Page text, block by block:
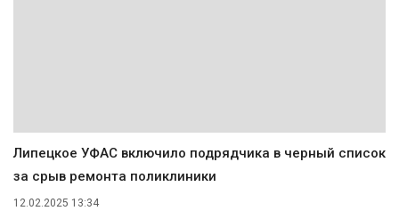
Липецкое УФАС включило подрядчика в черный список
за срыв ремонта поликлиники
12.02.2025 13:34